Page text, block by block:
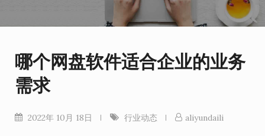
哪个网盘软件适合企业的业务
需求
2022年 10月 18日 行业动态 aliyundaili